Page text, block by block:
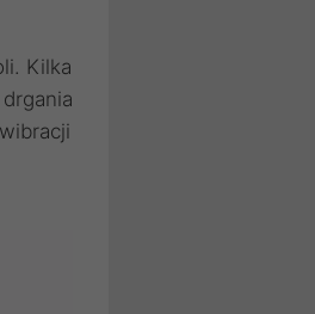
Kilka